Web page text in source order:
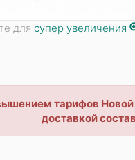
для супер увеличения
тарифов
доставкой